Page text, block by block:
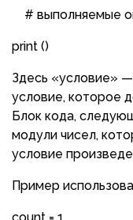
# выполняемые
print ()
Здесь «условие»
условие, которое
Блок кода,
модули чисел,
условие
Пример
count = 1